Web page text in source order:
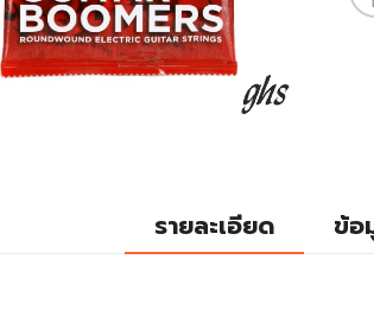
รายละเอียด ข้อ